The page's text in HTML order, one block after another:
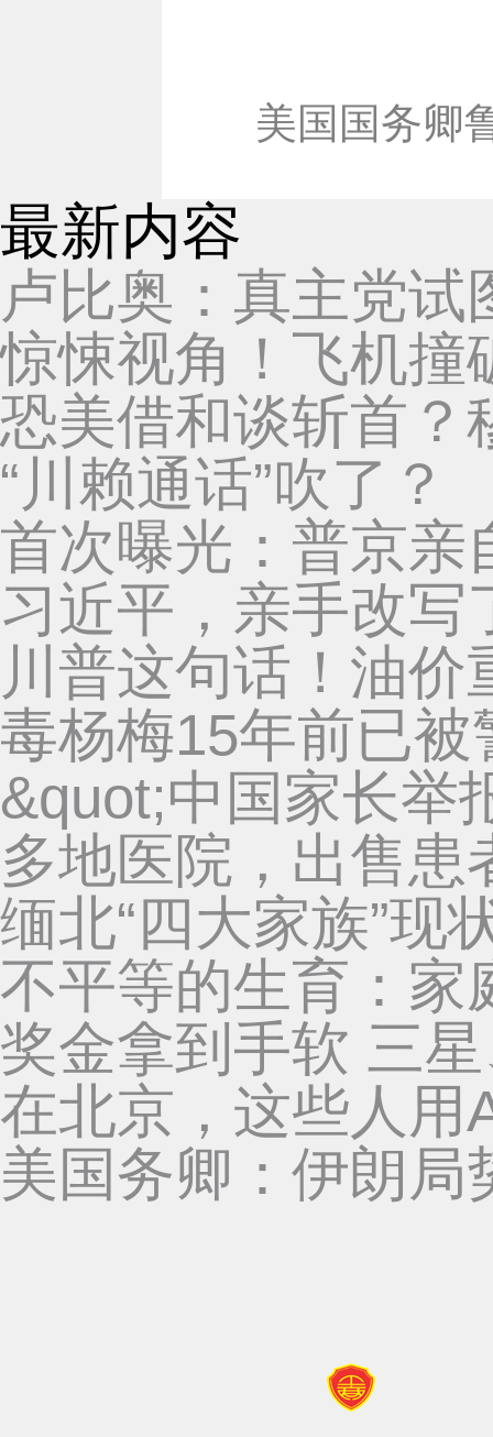
美国国务卿
最新内容
卢比奥：真主党
惊悚视角！飞机撞
恐美借和谈斩首？
“川赖通话”吹了？
首次曝光：普京亲
习近平，亲手改写
川普这句话！油价
毒杨梅15年前已
&quot;中国家长举
多地医院，出售患
缅北“四大家族”现
不平等的生育：家
奖金拿到手软 三
在北京，这些人用
美国务卿：伊朗局